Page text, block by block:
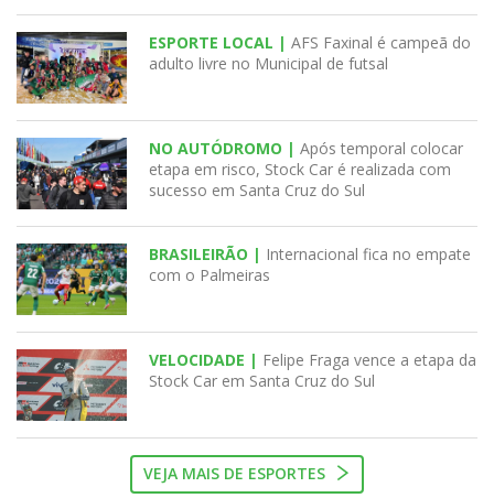
ESPORTE LOCAL | AFS Faxinal é campeã do
adulto livre no Municipal de futsal
NO AUTÓDROMO | Após temporal colocar
etapa em risco, Stock Car é realizada com
sucesso em Santa Cruz do Sul
BRASILEIRÃO | Internacional fica no empate
com o Palmeiras
VELOCIDADE | Felipe Fraga vence a etapa da
Stock Car em Santa Cruz do Sul
VEJA MAIS DE ESPORTES